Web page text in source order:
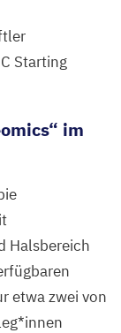
Starting
im
Halsbereich
etwa zwei von